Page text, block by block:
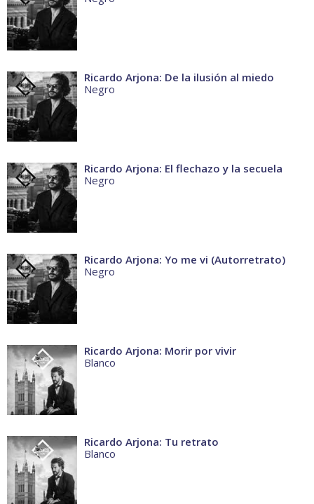
Ricardo Arjona: De la ilusión al miedo
Negro
Ricardo Arjona: El flechazo y la secuela
Negro
Ricardo Arjona: Yo me vi (Autorretrato)
Negro
Ricardo Arjona: Morir por vivir
Blanco
Ricardo Arjona: Tu retrato
Blanco